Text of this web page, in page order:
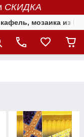
СКИДКА
мозаика из